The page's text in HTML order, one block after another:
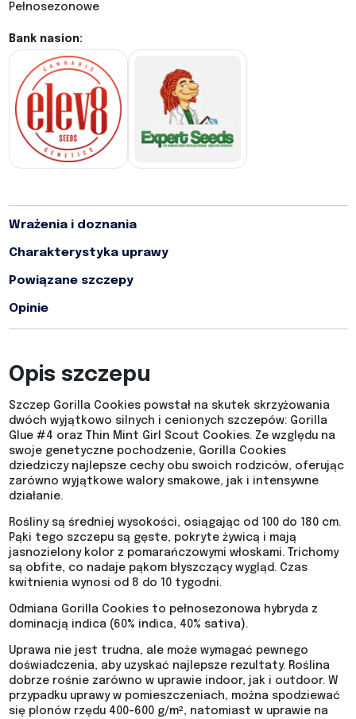
Pełnosezonowe
Bank nasion:
Wrażenia i doznania
Charakterystyka uprawy
Powiązane szczepy
Opinie
Opis szczepu
Szczep Gorilla Cookies powstał na skutek skrzyżowania
dwóch wyjątkowo silnych i cenionych szczepów: Gorilla
Glue #4 oraz Thin Mint Girl Scout Cookies. Ze względu na
swoje genetyczne pochodzenie, Gorilla Cookies
dziedziczy najlepsze cechy obu swoich rodziców, oferując
zarówno wyjątkowe walory smakowe, jak i intensywne
działanie.
Rośliny są średniej wysokości, osiągając od 100 do 180 cm.
Pąki tego szczepu są gęste, pokryte żywicą i mają
jasnozielony kolor z pomarańczowymi włoskami. Trichomy
są obfite, co nadaje pąkom błyszczący wygląd. Czas
kwitnienia wynosi od 8 do 10 tygodni.
Odmiana Gorilla Cookies to pełnosezonowa hybryda z
dominacją indica (60% indica, 40% sativa).
Uprawa nie jest trudna, ale może wymagać pewnego
doświadczenia, aby uzyskać najlepsze rezultaty. Roślina
dobrze rośnie zarówno w uprawie indoor, jak i outdoor. W
przypadku uprawy w pomieszczeniach, można spodziewać
się plonów rzędu 400-600 g/m², natomiast w uprawie na